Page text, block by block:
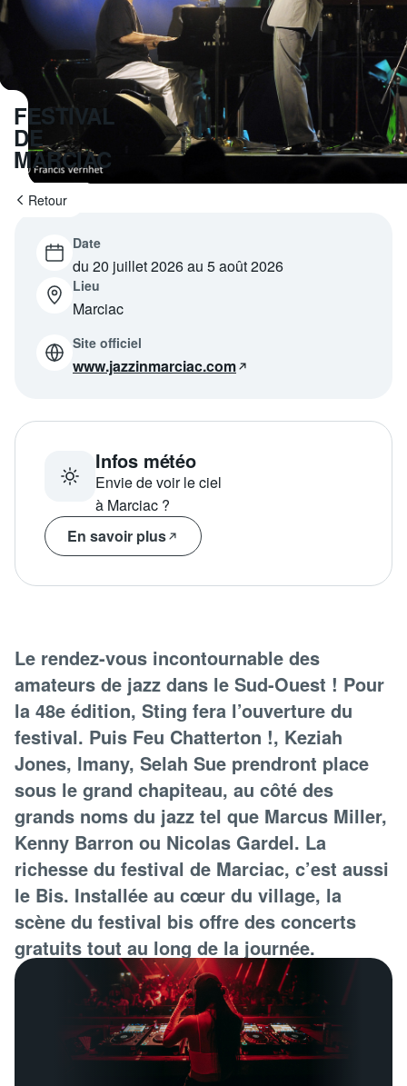
connexion
Avantages fidélité
Programme tv
Retour
FESTIVAL
DE
MARCIAC
Date
du 20 juillet 2026 au 5 août 2026
Lieu
Marciac
Site officiel
www.jazzinmarciac.com
Infos météo
Envie de voir le ciel
à Marciac ?
En savoir plus
Le rendez-vous incontournable des
amateurs de jazz dans le Sud-Ouest ! Pour
la 48e édition, Sting fera l’ouverture du
festival. Puis Feu Chatterton !, Keziah
Jones, Imany, Selah Sue prendront place
sous le grand chapiteau, au côté des
grands noms du jazz tel que Marcus Miller,
Kenny Barron ou Nicolas Gardel. La
richesse du festival de Marciac, c’est aussi
le Bis. Installée au cœur du village, la
scène du festival bis offre des concerts
gratuits tout au long de la journée.